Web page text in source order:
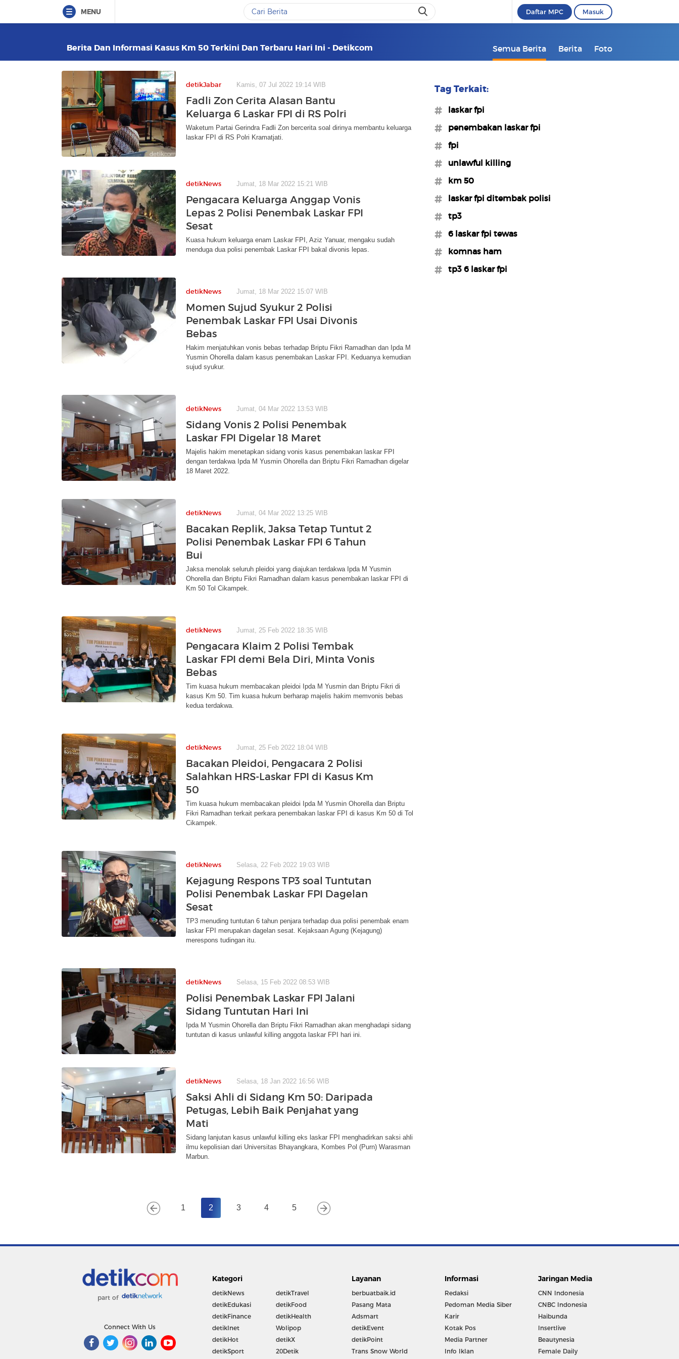
MENU Daftar MPC Masuk
Berita Dan Informasi Kasus Km 50 Terkini Dan Terbaru Hari Ini - Detikcom Semua Berita Berita Foto
detikJabar Kamis, 07 Jul 2022 19:14 WIB
Fadli Zon Cerita Alasan Bantu
Keluarga 6 Laskar FPI di RS Polri
Waketum Partai Gerindra Fadli Zon bercerita soal dirinya membantu keluarga
laskar FPI di RS Polri Kramatjati.
detikNews Jumat, 18 Mar 2022 15:21 WIB
Pengacara Keluarga Anggap Vonis
Lepas 2 Polisi Penembak Laskar FPI
Sesat
Kuasa hukum keluarga enam Laskar FPI, Aziz Yanuar, mengaku sudah
menduga dua polisi penembak Laskar FPI bakal divonis lepas.
detikNews Jumat, 18 Mar 2022 15:07 WIB
Momen Sujud Syukur 2 Polisi
Penembak Laskar FPI Usai Divonis
Bebas
Hakim menjatuhkan vonis bebas terhadap Briptu Fikri Ramadhan dan Ipda M
Yusmin Ohorella dalam kasus penembakan Laskar FPI. Keduanya kemudian
sujud syukur.
detikNews Jumat, 04 Mar 2022 13:53 WIB
Sidang Vonis 2 Polisi Penembak
Laskar FPI Digelar 18 Maret
Majelis hakim menetapkan sidang vonis kasus penembakan laskar FPI
dengan terdakwa Ipda M Yusmin Ohorella dan Briptu Fikri Ramadhan digelar
18 Maret 2022.
detikNews Jumat, 04 Mar 2022 13:25 WIB
Bacakan Replik, Jaksa Tetap Tuntut 2
Polisi Penembak Laskar FPI 6 Tahun
Bui
Jaksa menolak seluruh pleidoi yang diajukan terdakwa Ipda M Yusmin
Ohorella dan Briptu Fikri Ramadhan dalam kasus penembakan laskar FPI di
Km 50 Tol Cikampek.
detikNews Jumat, 25 Feb 2022 18:35 WIB
Pengacara Klaim 2 Polisi Tembak
Laskar FPI demi Bela Diri, Minta Vonis
Bebas
Tim kuasa hukum membacakan pleidoi Ipda M Yusmin dan Briptu Fikri di
kasus Km 50. Tim kuasa hukum berharap majelis hakim memvonis bebas
kedua terdakwa.
detikNews Jumat, 25 Feb 2022 18:04 WIB
Bacakan Pleidoi, Pengacara 2 Polisi
Salahkan HRS-Laskar FPI di Kasus Km
50
Tim kuasa hukum membacakan pleidoi Ipda M Yusmin Ohorella dan Briptu
Fikri Ramadhan terkait perkara penembakan laskar FPI di kasus Km 50 di Tol
Cikampek.
detikNews Selasa, 22 Feb 2022 19:03 WIB
Kejagung Respons TP3 soal Tuntutan
Polisi Penembak Laskar FPI Dagelan
Sesat
TP3 menuding tuntutan 6 tahun penjara terhadap dua polisi penembak enam
laskar FPI merupakan dagelan sesat. Kejaksaan Agung (Kejagung)
merespons tudingan itu.
detikNews Selasa, 15 Feb 2022 08:53 WIB
Polisi Penembak Laskar FPI Jalani
Sidang Tuntutan Hari Ini
Ipda M Yusmin Ohorella dan Briptu Fikri Ramadhan akan menghadapi sidang
tuntutan di kasus unlawful killing anggota laskar FPI hari ini.
detikNews Selasa, 18 Jan 2022 16:56 WIB
Saksi Ahli di Sidang Km 50: Daripada
Petugas, Lebih Baik Penjahat yang
Mati
Sidang lanjutan kasus unlawful killing eks laskar FPI menghadirkan saksi ahli
ilmu kepolisian dari Universitas Bhayangkara, Kombes Pol (Purn) Warasman
Marbun.
1 2 3 4 5
Tag Terkait:
#laskar fpi
#penembakan laskar fpi
#fpi
#unlawful killing
#km 50
#laskar fpi ditembak polisi
#tp3
#6 laskar fpi tewas
#komnas ham
#tp3 6 laskar fpi
part of
Connect With Us
Kategori
detikNews
detikEdukasi
detikFinance
detikInet
detikHot
detikSport
detikTravel
detikFood
detikHealth
Wolipop
detikX
20Detik
Layanan
berbuatbaik.id
Pasang Mata
Adsmart
detikEvent
detikPoint
Trans Snow World
Informasi
Redaksi
Pedoman Media Siber
Karir
Kotak Pos
Media Partner
Info Iklan
Jaringan Media
CNN Indonesia
CNBC Indonesia
Haibunda
Insertlive
Beautynesia
Female Daily